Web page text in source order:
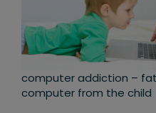
computer addiction –
computer from the child